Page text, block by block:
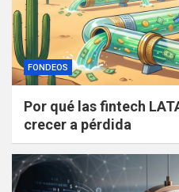
FONDEOS
Por qué las fintech
crecer a pérdida